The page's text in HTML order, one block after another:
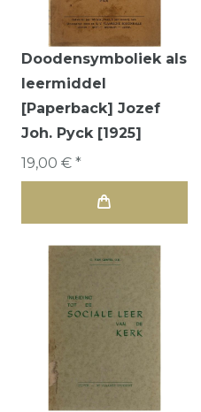
Doodensymboliek als
leermiddel
[Paperback] Jozef
Joh. Pyck [1925]
19,00 € *